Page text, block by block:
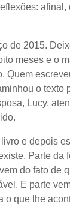
afinal,
de 2015.
meses e o
Quem
o texto
Lucy,
e depois
Parte da
do fato de
E parte
o que lhe